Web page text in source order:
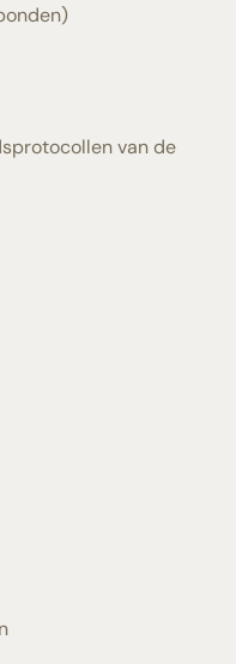
van de